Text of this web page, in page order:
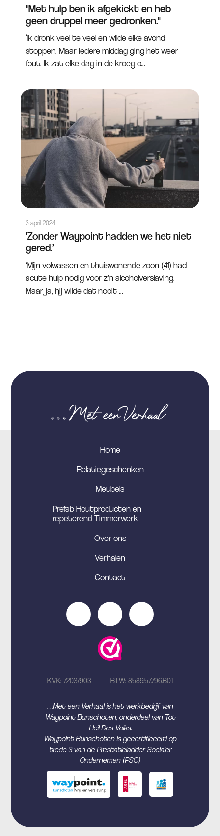
"Met hulp ben ik afgekickt en heb
geen druppel meer gedronken."
‘Ik dronk veel te veel en wilde elke avond
stoppen. Maar iedere middag ging het weer
fout. Ik zat elke dag in de kroeg o...
3 april 2024
'Zonder Waypoint hadden we het niet
gered.’
‘Mijn volwassen en thuiswonende zoon (41) had
acute hulp nodig voor z’n alcoholverslaving.
Maar ja, hij wilde dat nooit ...
Home
Relatiegeschenken
Meubels
Prefab Houtproducten en
repeterend Timmerwerk
Over ons
Verhalen
Contact
KVK: 72037903 BTW: 8589.57.796.B01
…Met een Verhaal is het werkbedrijf van
Waypoint Bunschoten, onderdeel van Tot
Heil Des Volks.
Waypoint Bunschoten is gecertificeerd op
trede 3 van de Prestatieladder Socialer
Ondernemen (PSO)